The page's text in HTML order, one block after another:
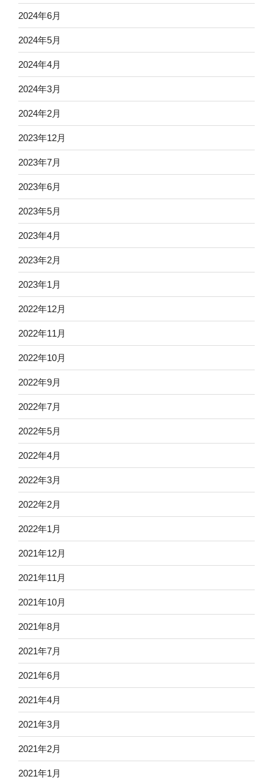
2024年6月
2024年5月
2024年4月
2024年3月
2024年2月
2023年12月
2023年7月
2023年6月
2023年5月
2023年4月
2023年2月
2023年1月
2022年12月
2022年11月
2022年10月
2022年9月
2022年7月
2022年5月
2022年4月
2022年3月
2022年2月
2022年1月
2021年12月
2021年11月
2021年10月
2021年8月
2021年7月
2021年6月
2021年4月
2021年3月
2021年2月
2021年1月